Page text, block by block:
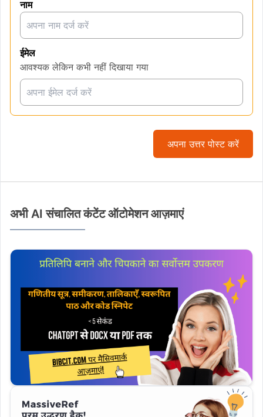
नाम
ईमेल
आवश्यक लेकिन कभी नहीं दिखाया गया
अपना उत्तर पोस्ट करें
अभी AI संचालित कंटेंट ऑटोमेशन आज़माएं